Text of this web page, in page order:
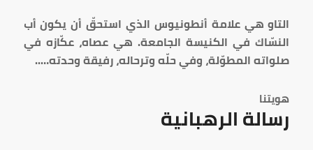
التاو هي علامة أنطونيوس الذي استحقّ أن يكون أب
النسّاك في الكنيسة الجامعة. هي عصاه، عكّازه في
صلواته المطوّلة، وفي حلّه وترحاله، رفيقة وحدته…..
هويتنا
رسالة الرهبانية